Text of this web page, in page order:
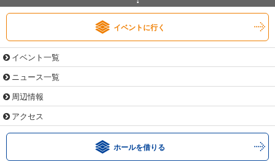
イベントに行く
イベント一覧
ニュース一覧
周辺情報
アクセス
ホールを借りる